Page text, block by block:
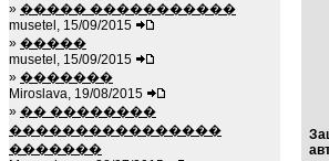
» ����� �����������
musetel, 15/09/2015
» �����
musetel, 15/09/2015
» �������
Miroslava, 19/08/2015
» �� ��������
����������������
�������